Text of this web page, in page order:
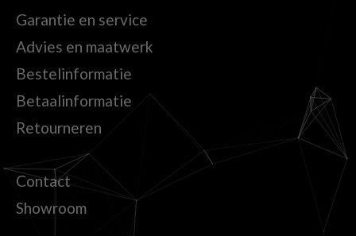
Garantie en service
Advies en maatwerk
Bestelinformatie
Betaalinformatie
Retourneren
Contact
Showroom